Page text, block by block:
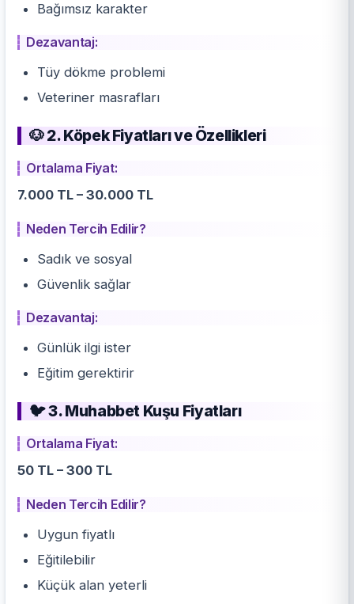
Bağımsız karakter
Dezavantaj:
Tüy dökme problemi
Veteriner masrafları
🐶 2. Köpek Fiyatları ve Özellikleri
Ortalama Fiyat:
7.000 TL – 30.000 TL
Neden Tercih Edilir?
Sadık ve sosyal
Güvenlik sağlar
Dezavantaj:
Günlük ilgi ister
Eğitim gerektirir
🐦 3. Muhabbet Kuşu Fiyatları
Ortalama Fiyat:
50 TL – 300 TL
Neden Tercih Edilir?
Uygun fiyatlı
Eğitilebilir
Küçük alan yeterli